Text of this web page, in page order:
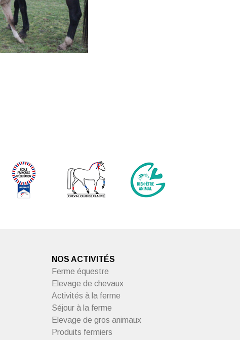
NOS ACTIVITÉS
Ferme équestre
Elevage de chevaux
Activités à la ferme
Séjour à la ferme
Elevage de gros animaux
Produits fermiers